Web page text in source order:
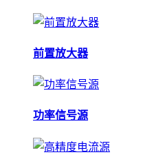
前置放大器
功率信号源